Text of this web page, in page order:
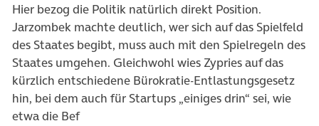
Hier bezog die Politik natürlich direkt Position.
Jarzombek machte deutlich, wer sich auf das Spielfeld
des Staates begibt, muss auch mit den Spielregeln des
Staates umgehen. Gleichwohl wies Zypries auf das
kürzlich entschiedene Bürokratie-Entlastungsgesetz
hin, bei dem auch für Startups „einiges drin“ sei, wie
etwa die Bef